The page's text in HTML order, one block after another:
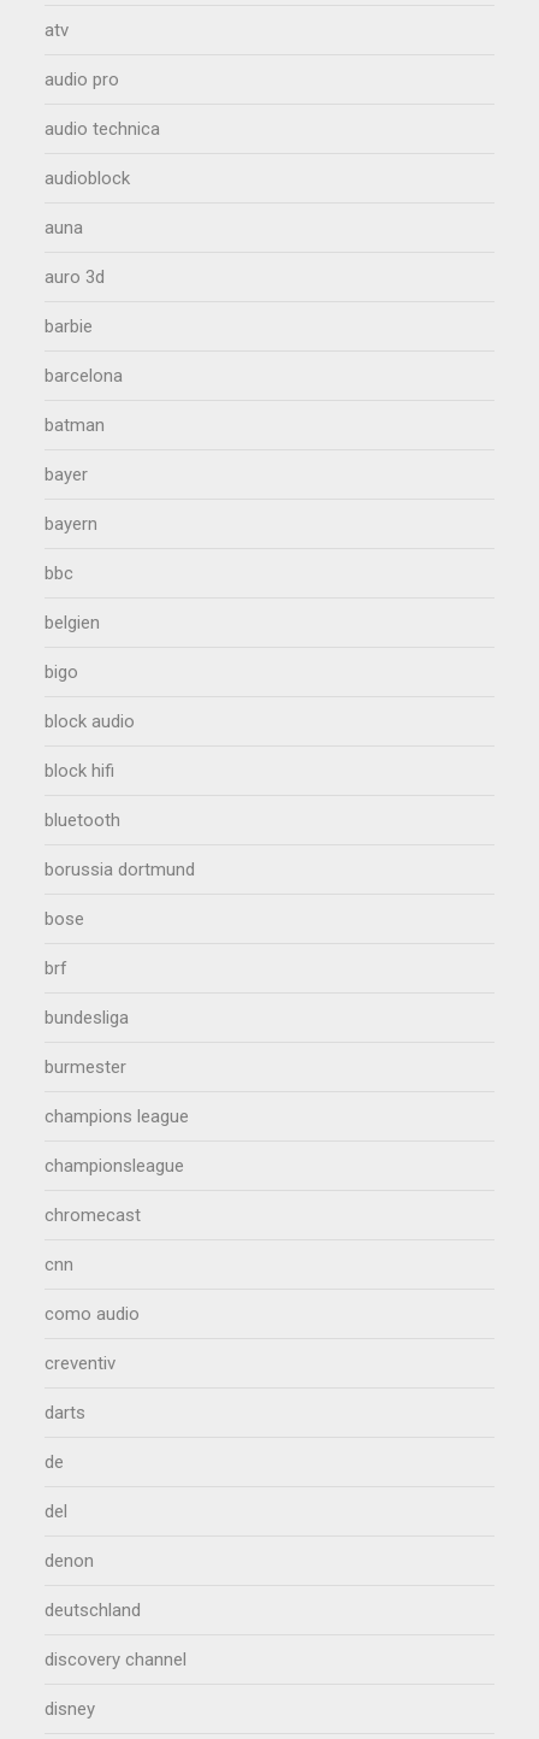
atv
audio pro
audio technica
audioblock
auna
auro 3d
barbie
barcelona
batman
bayer
bayern
bbc
belgien
bigo
block audio
block hifi
bluetooth
borussia dortmund
bose
brf
bundesliga
burmester
champions league
championsleague
chromecast
cnn
como audio
creventiv
darts
de
del
denon
deutschland
discovery channel
disney